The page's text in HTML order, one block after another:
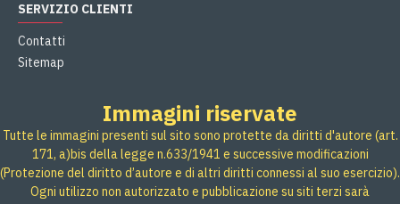
SERVIZIO CLIENTI
Contatti
Sitemap
Immagini riservate
Tutte le immagini presenti sul sito sono protette da diritti d'autore (art.
171, a)bis della legge n.633/1941 e successive modificazioni
(Protezione del diritto d’autore e di altri diritti connessi al suo esercizio).
Ogni utilizzo non autorizzato e pubblicazione su siti terzi sarà